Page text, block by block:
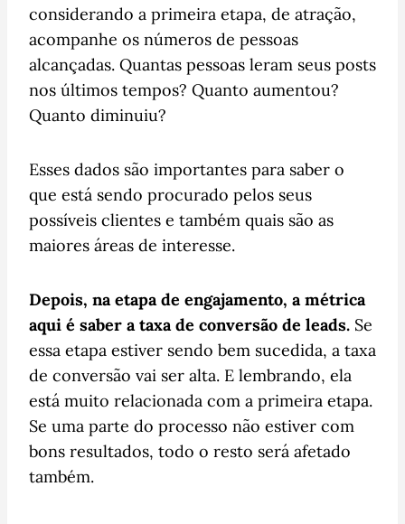
considerando a primeira etapa, de atração,
acompanhe os números de pessoas
alcançadas. Quantas pessoas leram seus posts
nos últimos tempos? Quanto aumentou?
Quanto diminuiu?
Esses dados são importantes para saber o
que está sendo procurado pelos seus
possíveis clientes e também quais são as
maiores áreas de interesse.
Depois, na etapa de engajamento, a métrica
aqui é saber a taxa de conversão de leads. Se
essa etapa estiver sendo bem sucedida, a taxa
de conversão vai ser alta. E lembrando, ela
está muito relacionada com a primeira etapa.
Se uma parte do processo não estiver com
bons resultados, todo o resto será afetado
também.